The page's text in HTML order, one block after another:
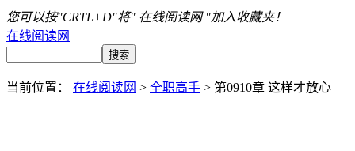
您可以按"CRTL+D"将" 在线阅读网 "加入收藏夹！
在线阅读网
当前位置： 在线阅读网 > 全职高手 > 第0910章 这样才放心